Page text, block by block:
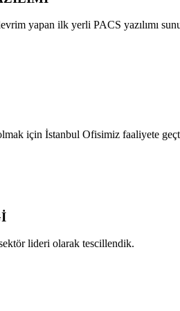
yapan ilk yerli PACS yazılımı
için İstanbul Ofisimiz faaliyete
lideri olarak tescillendik.